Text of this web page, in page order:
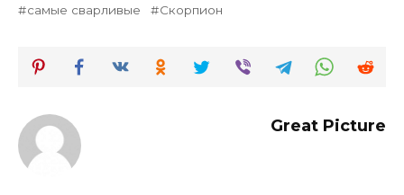
самые сварливые
Скорпион
Great Picture